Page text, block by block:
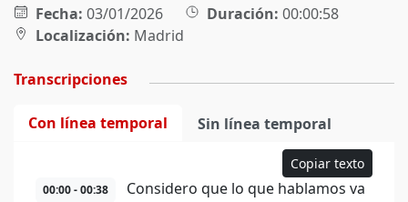
Fecha: 03/01/2026 Duración: 00:00:58
Localización: Madrid
Transcripciones
Con línea temporal Sin línea temporal
Copiar texto
00:00 - 00:38
Considero que lo que hablamos va